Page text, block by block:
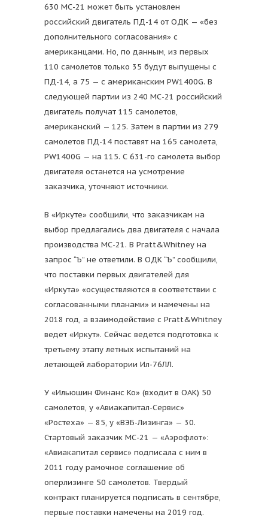
630 МС-21 может быть установлен
российский двигатель ПД-14 от ОДК — «без
дополнительного согласования» с
американцами. Но, по данным, из первых
110 самолетов только 35 будут выпущены с
ПД-14, а 75 — с американским PW1400G. В
следующей партии из 240 МС-21 российский
двигатель получат 115 самолетов,
американский — 125. Затем в партии из 279
самолетов ПД-14 поставят на 165 самолета,
PW1400G — на 115. С 631-го самолета выбор
двигателя останется на усмотрение
заказчика, уточняют источники.
В «Иркуте» сообщили, что заказчикам на
выбор предлагались два двигателя с начала
производства МС-21. В Pratt&Whitney на
запрос “Ъ” не ответили. В ОДК “Ъ” сообщили,
что поставки первых двигателей для
«Иркута» «осуществляются в соответствии с
согласованными планами» и намечены на
2018 год, а взаимодействие с Pratt&Whitney
ведет «Иркут». Сейчас ведется подготовка к
третьему этапу летных испытаний на
летающей лаборатории Ил-76ЛЛ.
У «Ильюшин Финанс Ко» (входит в ОАК) 50
самолетов, у «Авиакапитал-Сервис»
«Ростеха» — 85, у «ВЭБ-Лизинга» — 30.
Стартовый заказчик МС-21 — «Аэрофлот»:
«Авиакапитал сервис» подписала с ним в
2011 году рамочное соглашение об
оперлизинге 50 самолетов. Твердый
контракт планируется подписать в сентябре,
первые поставки намечены на 2019 год.